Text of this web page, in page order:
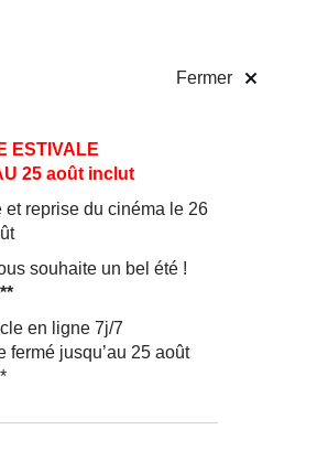
Fermer
ESTIVALE
25 août inclut
reprise du cinéma le 26
souhaite un bel été !
en ligne 7j/7
fermé jusqu’au 25 août